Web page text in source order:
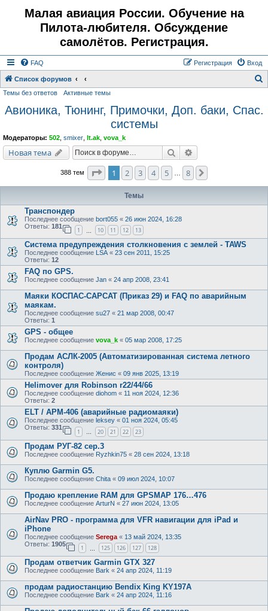
Малая авиация России. Обучение на
Пилота-любителя. Обсуждение
самолётов. Регистрация.
FAQ Вход
Регистрация
Список форумов
Темы без ответов Активные темы
Авионика, Тюнинг, Примочки, Доп. баки, Спас.
системы
Модераторы: 502 smixer lt.ak vova_k
Новая тема Поиск
388 тем Страница1 из
1 2 3 4 5 8
Темы
Транспондер
Последнее сообщение bort055 « 26 июн 2024, 16:28
Ответы: 181
1 10 11 12 13
Система предупреждения столкновения с землей - TAWS
Последнее сообщение LSA « 23 сен 2011, 15:25
Ответы: 12
FAQ по GPS.
Последнее сообщение Jan « 24 апр 2008, 23:41
Маяки КОСПАС-САРСАТ (Приказ 29) и FAQ по аварийным
маякам.
Последнее сообщение su27 « 21 мар 2008, 00:47
Ответы: 1
GPS - общее
Последнее сообщение vova_k « 05 мар 2008, 17:25
Продам АСЛК-2005 (Автоматизированная система летного
контроля)
Последнее сообщение Женис « 09 янв 2025, 13:19
Helimover для Robinson r22/44/66
Последнее сообщение diohom « 11 ноя 2024, 12:36
Ответы: 2
ELT / АРМ-406 (аварийные радиомаяки)
Последнее сообщение leksey « 01 ноя 2024, 05:45
Ответы: 331
1 … 20 21 22 23
Продам РУГ-82 сер.3
Последнее сообщение Ryzhkin75 « 28 сен 2024, 13:18
Куплю Garmin G5.
Последнее сообщение Chita « 09 июл 2024, 10:07
Продаю крепление RAM для GPSMAP 176…476
Последнее сообщение ArturN « 27 июн 2024, 13:05
AirNav PRO - программа для VFR навигации для iPad и
iPhone
Последнее сообщение Serega « 13 май 2024, 13:35
Ответы: 1905
1 125 126 127 128
Продам ответчик Garmin GTX 327
Последнее сообщение Bark « 24 апр 2024, 11:19
продам радиостанцию Bendix King KY197A
Последнее сообщение Bark « 24 апр 2024, 11:16